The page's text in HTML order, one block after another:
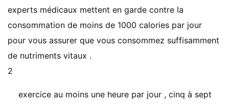
experts médicaux mettent en garde contre la
consommation de moins de 1000 calories par jour
pour vous assurer que vous consommez suffisamment
de nutriments vitaux .
2
exercice au moins une heure par jour , cinq à sept